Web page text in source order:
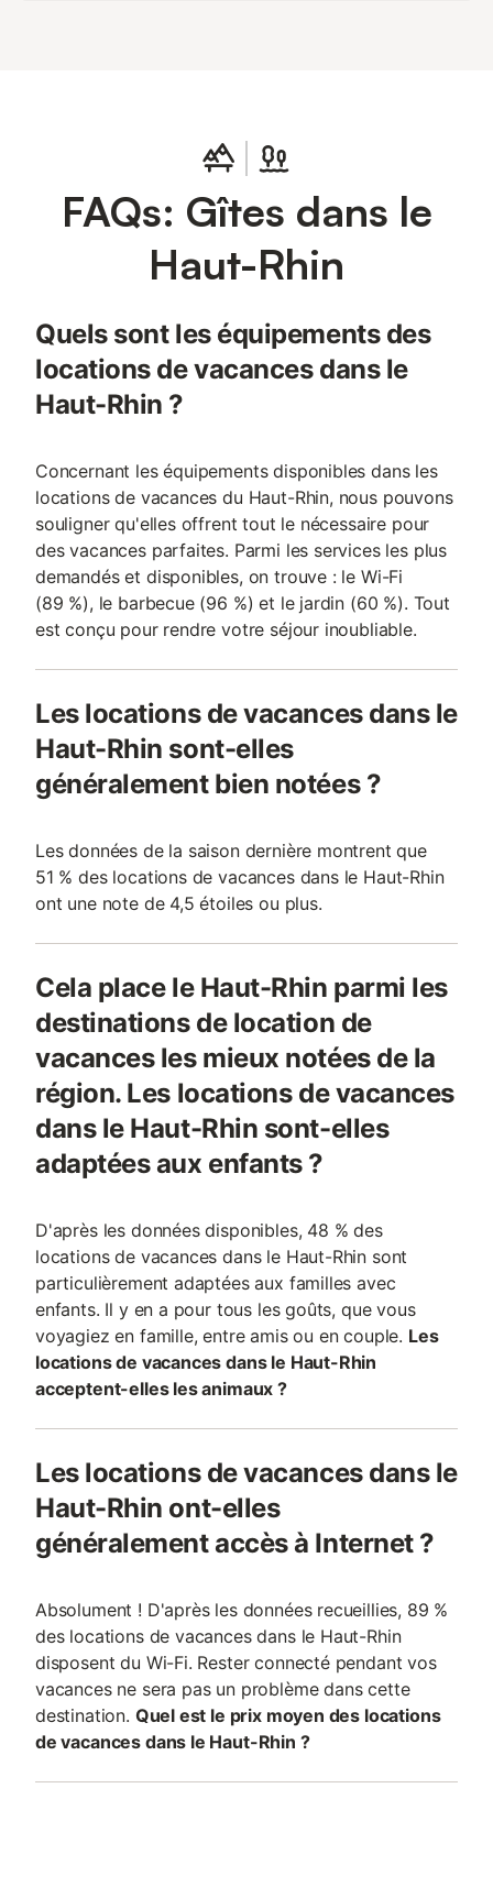
FAQs: Gîtes dans le
Haut-Rhin
Quels sont les équipements des
locations de vacances dans le
Haut-Rhin ?
Concernant les équipements disponibles dans les
locations de vacances du Haut-Rhin, nous pouvons
souligner qu'elles offrent tout le nécessaire pour
des vacances parfaites. Parmi les services les plus
demandés et disponibles, on trouve : le Wi-Fi
(89 %), le barbecue (96 %) et le jardin (60 %). Tout
est conçu pour rendre votre séjour inoubliable.
Les locations de vacances dans le
Haut-Rhin sont-elles
généralement bien notées ?
Les données de la saison dernière montrent que
51 % des locations de vacances dans le Haut-Rhin
ont une note de 4,5 étoiles ou plus.
Cela place le Haut-Rhin parmi les
destinations de location de
vacances les mieux notées de la
région. Les locations de vacances
dans le Haut-Rhin sont-elles
adaptées aux enfants ?
D'après les données disponibles, 48 % des
locations de vacances dans le Haut-Rhin sont
particulièrement adaptées aux familles avec
enfants. Il y en a pour tous les goûts, que vous
voyagiez en famille, entre amis ou en couple. Les
locations de vacances dans le Haut-Rhin
acceptent-elles les animaux ?
Les locations de vacances dans le
Haut-Rhin ont-elles
généralement accès à Internet ?
Absolument ! D'après les données recueillies, 89 %
des locations de vacances dans le Haut-Rhin
disposent du Wi-Fi. Rester connecté pendant vos
vacances ne sera pas un problème dans cette
destination. Quel est le prix moyen des locations
de vacances dans le Haut-Rhin ?